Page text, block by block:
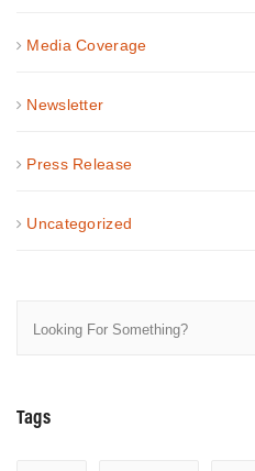
Media Coverage
Newsletter
Press Release
Uncategorized
Tags